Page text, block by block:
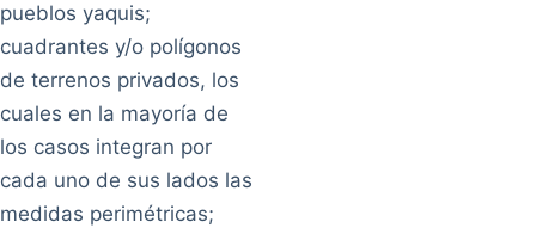
pueblos yaquis;
cuadrantes y/o polígonos
de terrenos privados, los
cuales en la mayoría de
los casos integran por
cada uno de sus lados las
medidas perimétricas;